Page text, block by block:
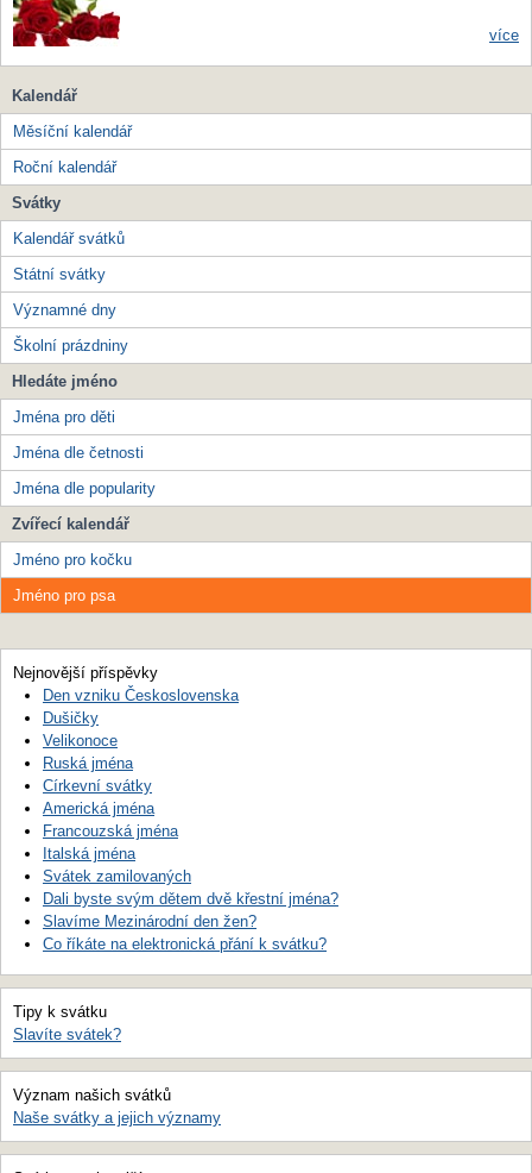
více
Kalendář
Měsíční kalendář
Roční kalendář
Svátky
Kalendář svátků
Státní svátky
Významné dny
Školní prázdniny
Hledáte jméno
Jména pro děti
Jména dle četnosti
Jména dle popularity
Zvířecí kalendář
Jméno pro kočku
Jméno pro psa
Nejnovější příspěvky
Den vzniku Československa
Dušičky
Velikonoce
Ruská jména
Církevní svátky
Americká jména
Francouzská jména
Italská jména
Svátek zamilovaných
Dali byste svým dětem dvě křestní jména?
Slavíme Mezinárodní den žen?
Co říkáte na elektronická přání k svátku?
Tipy k svátku
Slavíte svátek?
Význam našich svátků
Naše svátky a jejich významy